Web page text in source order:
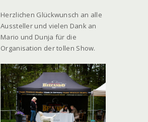
Herzlichen Glückwunsch an alle
Aussteller und vielen Dank an
Mario und Dunja für die
Organisation der tollen Show.